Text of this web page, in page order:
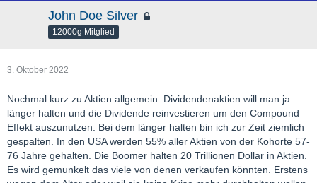
John Doe Silver
12000g Mitglied
3. Oktober 2022
Nochmal kurz zu Aktien allgemein. Dividendenaktien will man ja
länger halten und die Dividende reinvestieren um den Compound
Effekt auszunutzen. Bei dem länger halten bin ich zur Zeit ziemlich
gespalten. In den USA werden 55% aller Aktien von der Kohorte 57-
76 Jahre gehalten. Die Boomer halten 20 Trillionen Dollar in Aktien.
Es wird gemunkelt das viele von denen verkaufen könnten. Erstens